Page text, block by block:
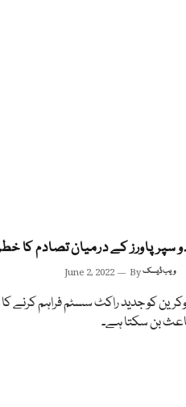
سپر پاورز کے درمیان تصادم کا
June 2, 2022 Byویب ڈیسک
کو جدید راکٹ سسٹم فراہم کرنے
بن سکتا ہے۔